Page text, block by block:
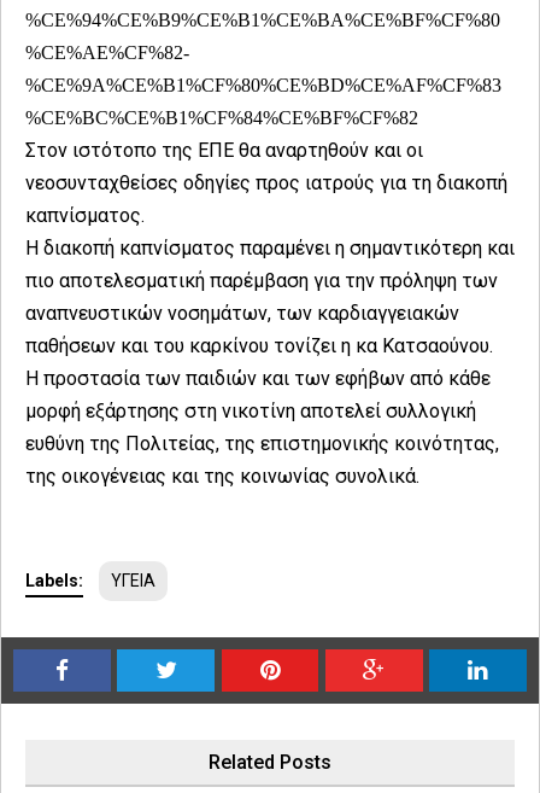
%CE%94%CE%B9%CE%B1%CE%BA%CE%BF%CF%80
%CE%AE%CF%82-
%CE%9A%CE%B1%CF%80%CE%BD%CE%AF%CF%83
%CE%BC%CE%B1%CF%84%CE%BF%CF%82
Στον ιστότοπο της ΕΠΕ θα αναρτηθούν και οι
νεοσυνταχθείσες οδηγίες προς ιατρούς για τη διακοπή
καπνίσματος.
Η διακοπή καπνίσματος παραμένει η σημαντικότερη και
πιο αποτελεσματική παρέμβαση για την πρόληψη των
αναπνευστικών νοσημάτων, των καρδιαγγειακών
παθήσεων και του καρκίνου τονίζει η κα Κατσαούνου.
Η προστασία των παιδιών και των εφήβων από κάθε
μορφή εξάρτησης στη νικοτίνη αποτελεί συλλογική
ευθύνη της Πολιτείας, της επιστημονικής κοινότητας,
της οικογένειας και της κοινωνίας συνολικά.
Labels: ΥΓΕΙΑ
Related Posts